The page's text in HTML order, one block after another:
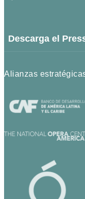
Descarga el
Alianzas